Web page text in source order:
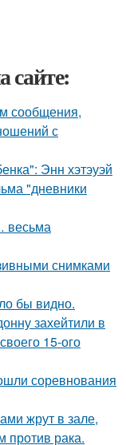
сайте:
сообщения,
с
Энн хэтэуэй
"дневники
весьма
снимками
бы видно.
захейтили в
15-ого
соревнования
жрут в зале,
против рака.